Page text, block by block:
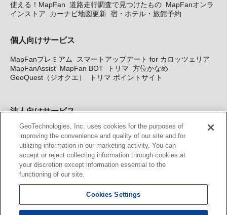
使える！MapFan 道路走行調査で見つけたもの MapFanオンラ
インストア
カーナビ地図更新 宿・ホテル・旅館予約
個人向けサービス
MapFanプレミアム
スマートアップデート for カロッツェリア
MapFanAssist MapFan BOT トリマ 方位かなめ
GeoQuest（ジオクエ）
トリマ ポイントサイト
法人向けサービス
法人向け地図・位置情報サービス WEBサイト・システム向け地
図API Windows PC向け地図開発キット MapFan DB 住所確認
サービス
MAP WORLD+ トリマ広告 Geo-Research
カーナビ地図更新サービス
MapFan スマートメンバーズ カロッツェリア地図割プラス
KENWOOD MapFan Club
GeoTechnologies, Inc. uses cookies for the purposes of
improving the convenience and quality of our site and for
utilizing information in our marketing activity. You can
accept or reject collecting information through cookies at
your discretion except information essential to the
functioning of our site.
Cookies Settings